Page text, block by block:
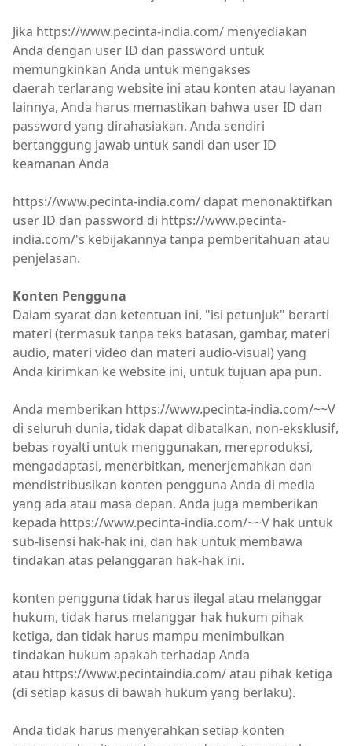
Jika https://www.pecinta-india.com/ menyediakan
Anda dengan user ID dan password untuk
memungkinkan Anda untuk mengakses
daerah terlarang website ini atau konten atau layanan
lainnya, Anda harus memastikan bahwa user ID dan
password yang dirahasiakan. Anda sendiri
bertanggung jawab untuk sandi dan user ID
keamanan Anda
https://www.pecinta-india.com/ dapat menonaktifkan
user ID dan password di https://www.pecinta-
india.com/'s kebijakannya tanpa pemberitahuan atau
penjelasan.
Konten Pengguna
Dalam syarat dan ketentuan ini, "isi petunjuk" berarti
materi (termasuk tanpa teks batasan, gambar, materi
audio, materi video dan materi audio-visual) yang
Anda kirimkan ke website ini, untuk tujuan apa pun.
Anda memberikan https://www.pecinta-india.com/~~V
di seluruh dunia, tidak dapat dibatalkan, non-eksklusif,
bebas royalti untuk menggunakan, mereproduksi,
mengadaptasi, menerbitkan, menerjemahkan dan
mendistribusikan konten pengguna Anda di media
yang ada atau masa depan. Anda juga memberikan
kepada https://www.pecinta-india.com/~~V hak untuk
sub-lisensi hak-hak ini, dan hak untuk membawa
tindakan atas pelanggaran hak-hak ini.
konten pengguna tidak harus ilegal atau melanggar
hukum, tidak harus melanggar hak hukum pihak
ketiga, dan tidak harus mampu menimbulkan
tindakan hukum apakah terhadap Anda
atau https://www.pecintaindia.com/ atau pihak ketiga
(di setiap kasus di bawah hukum yang berlaku).
Anda tidak harus menyerahkan setiap konten